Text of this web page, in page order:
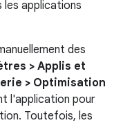
applications
des
> Applis et
> Optimisation
l'application pour
Toutefois, les